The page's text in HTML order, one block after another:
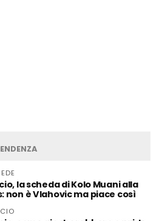
la scheda di Kolo Muani alla
non è Vlahovic ma piace così